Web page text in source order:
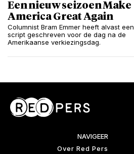
Een nieuw seizoen Make
America Great Again
Columnist Bram Emmer heeft alvast een
script geschreven voor de dag na de
Amerikaanse verkiezingsdag.
NAVIGEER
Over Red Pers